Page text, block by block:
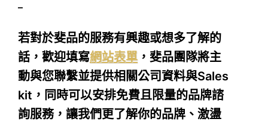
–
若對於斐品的服務有興趣或想多了解的
話，歡迎填寫網站表單 ，斐品團隊將主
動與您聯繫並提供相關公司資料與Sales
kit，同時可以安排免費且限量的品牌諮
詢服務，讓我們更了解你的品牌、激盪